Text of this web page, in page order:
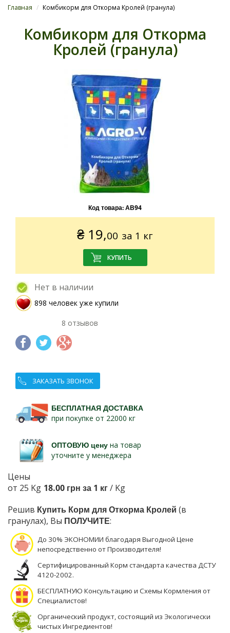
Главная / Комбикорм для Откорма Кролей (гранула)
Комбикорм для Откорма
Кролей (гранула)
Код товара:АВ94
₴ 19,00 за 1 кг
Нет в наличии
898 человек уже купили
8 отзывов
ЗАКАЗАТЬ ЗВОНОК
БЕСПЛАТНАЯ ДОСТАВКА
при покупке от 22000 кг
ОПТОВУЮ цену на товар
уточните у менеджера
Цены
от 25 Kg 18.00 грн за 1 кг/ Kg
Решив Купить Корм для Откорма Кролей (в
гранулах), Вы ПОЛУЧИТЕ:
До 30% ЭКОНОМИИ благодаря Выгодной Цене
непосредственно от Производителя!
Сертифицированный Корм стандарта качества ДСТУ
4120-2002.
БЕСПЛАТНУЮ Консультацию и Схемы Кормления от
Специалистов!
Органический продукт, состоящий из Экологически
чистых Ингредиентов!